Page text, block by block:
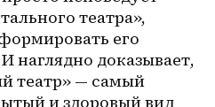
театра»,
его
наглядно доказывает,
театр» — самый
и здоровый вид